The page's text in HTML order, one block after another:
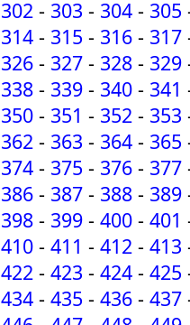
302 - 303 - 304 - 305
314 - 315 - 316 - 317
326 - 327 - 328 - 329
338 - 339 - 340 - 341
350 - 351 - 352 - 353
362 - 363 - 364 - 365
374 - 375 - 376 - 377
386 - 387 - 388 - 389
398 - 399 - 400 - 401
410 - 411 - 412 - 413
422 - 423 - 424 - 425
434 - 435 - 436 - 437